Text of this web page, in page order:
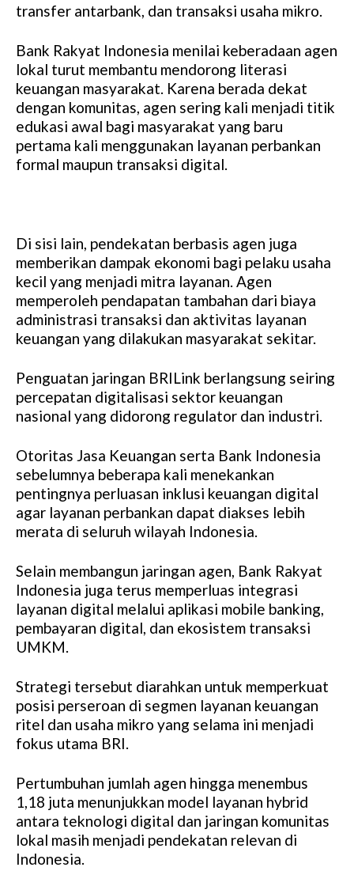
transfer antarbank, dan transaksi usaha mikro.
Bank Rakyat Indonesia menilai keberadaan agen
lokal turut membantu mendorong literasi
keuangan masyarakat. Karena berada dekat
dengan komunitas, agen sering kali menjadi titik
edukasi awal bagi masyarakat yang baru
pertama kali menggunakan layanan perbankan
formal maupun transaksi digital.
Di sisi lain, pendekatan berbasis agen juga
memberikan dampak ekonomi bagi pelaku usaha
kecil yang menjadi mitra layanan. Agen
memperoleh pendapatan tambahan dari biaya
administrasi transaksi dan aktivitas layanan
keuangan yang dilakukan masyarakat sekitar.
Penguatan jaringan BRILink berlangsung seiring
percepatan digitalisasi sektor keuangan
nasional yang didorong regulator dan industri.
Otoritas Jasa Keuangan serta Bank Indonesia
sebelumnya beberapa kali menekankan
pentingnya perluasan inklusi keuangan digital
agar layanan perbankan dapat diakses lebih
merata di seluruh wilayah Indonesia.
Selain membangun jaringan agen, Bank Rakyat
Indonesia juga terus memperluas integrasi
layanan digital melalui aplikasi mobile banking,
pembayaran digital, dan ekosistem transaksi
UMKM.
Strategi tersebut diarahkan untuk memperkuat
posisi perseroan di segmen layanan keuangan
ritel dan usaha mikro yang selama ini menjadi
fokus utama BRI.
Pertumbuhan jumlah agen hingga menembus
1,18 juta menunjukkan model layanan hybrid
antara teknologi digital dan jaringan komunitas
lokal masih menjadi pendekatan relevan di
Indonesia.